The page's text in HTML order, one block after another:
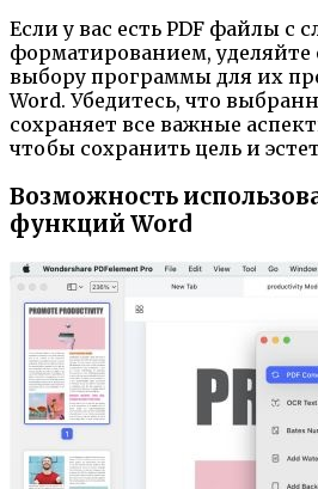
Если у вас есть PDF файлы с
форматированием, уделяйте
выбору программы для их
Word. Убедитесь, что
сохраняет все важные
чтобы сохранить цель и
Возможность
функций Word